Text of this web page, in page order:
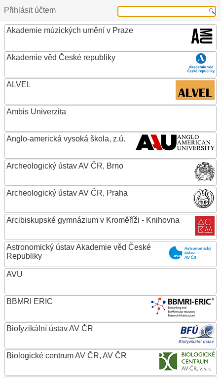
Přihlásit účtem
Akademie múzických umění v Praze
Akademie věd České republiky
ALVEL
Ambis Univerzita
Anglo-americká vysoká škola, z.ú.
Archeologický ústav AV ČR, Brno
Archeologický ústav AV ČR, Praha
Arcibiskupské gymnázium v Kroměříži - Knihovna
Astronomický ústav Akademie věd České
Republiky
AVU
BBMRI ERIC
Biofyzikální ústav AV ČR
Biologické centrum AV ČR, AV ČR